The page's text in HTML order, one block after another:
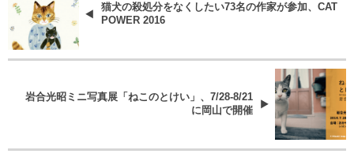
猫犬の殺処分をなくしたい73名の作家が参加、CAT
POWER 2016
岩合光昭ミニ写真展「ねこのとけい」、7/28-8/21
に岡山で開催